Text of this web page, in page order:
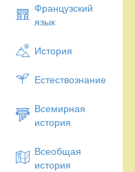
Французский
язык
История
Естествознание
Всемирная
история
Всеобщая
история